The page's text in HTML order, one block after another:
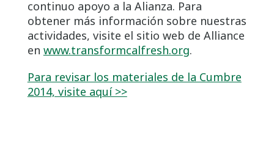
continuo apoyo a la Alianza. Para
obtener más información sobre nuestras
actividades, visite el sitio web de Alliance
en www.transformcalfresh.org.
Para revisar los materiales de la Cumbre
2014, visite aquí >>